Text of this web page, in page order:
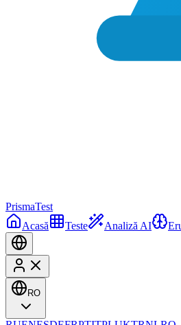
PrismaTest
Acasă
Teste Analiză AI
RO